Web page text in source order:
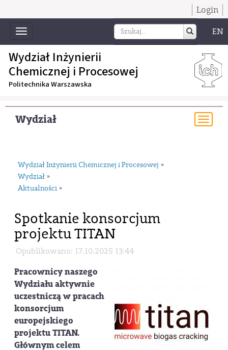
Login
Toggle
navigation
EN
Wydział Inżynierii
Chemicznej i Procesowej
Politechnika Warszawska
Wydział
Wydział Inżynierii Chemicznej i Procesowej »
Wydział »
Aktualności »
Spotkanie konsorcjum
projektu TITAN
Opublikowano: 17.10.2025 13:44
Pracownicy naszego
Wydziału aktywnie
uczestniczą w pracach
konsorcjum
europejskiego
projektuTITAN.
Głównym celem